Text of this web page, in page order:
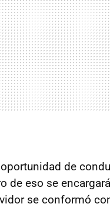
de
de eso se
se conformó